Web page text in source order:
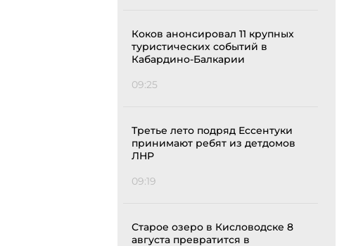
Коков анонсировал 11 крупных
туристических событий в
Кабардино-Балкарии
09:25
Третье лето подряд Ессентуки
принимают ребят из детдомов
ЛНР
09:19
Старое озеро в Кисловодске 8
августа превратится в